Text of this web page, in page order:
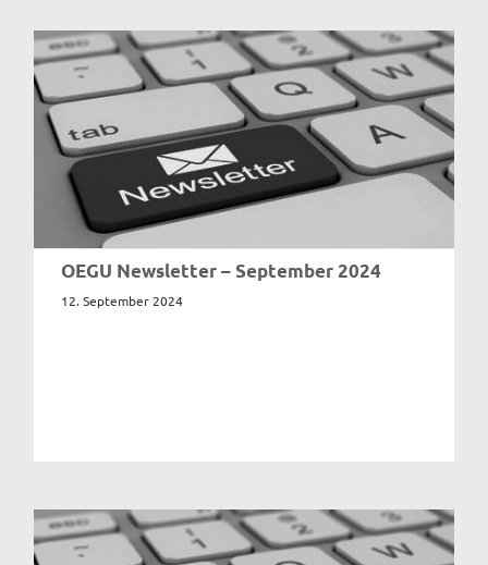
OEGU Newsletter – September 2024
12. September 2024